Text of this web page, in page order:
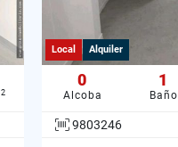
2
Local Alquiler
0
Alcoba
1
Baño
9803246